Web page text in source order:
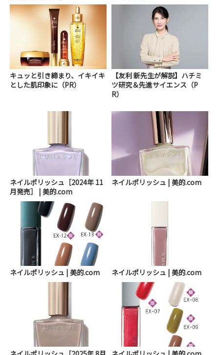
キュッと引き締まり、イキイキ
とした肌印象に（PR）
【友利 新先生が解説】ハチミ
ツ研究＆先進サイエンス（P
R）
ネイルポリッシュ［2024年 11
月発売］ | 美的.com
ネイルポリッシュ | 美的.com
ネイルポリッシュ | 美的.com ネイルポリッシュ | 美的.com